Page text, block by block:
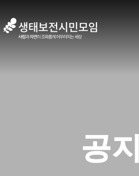
공